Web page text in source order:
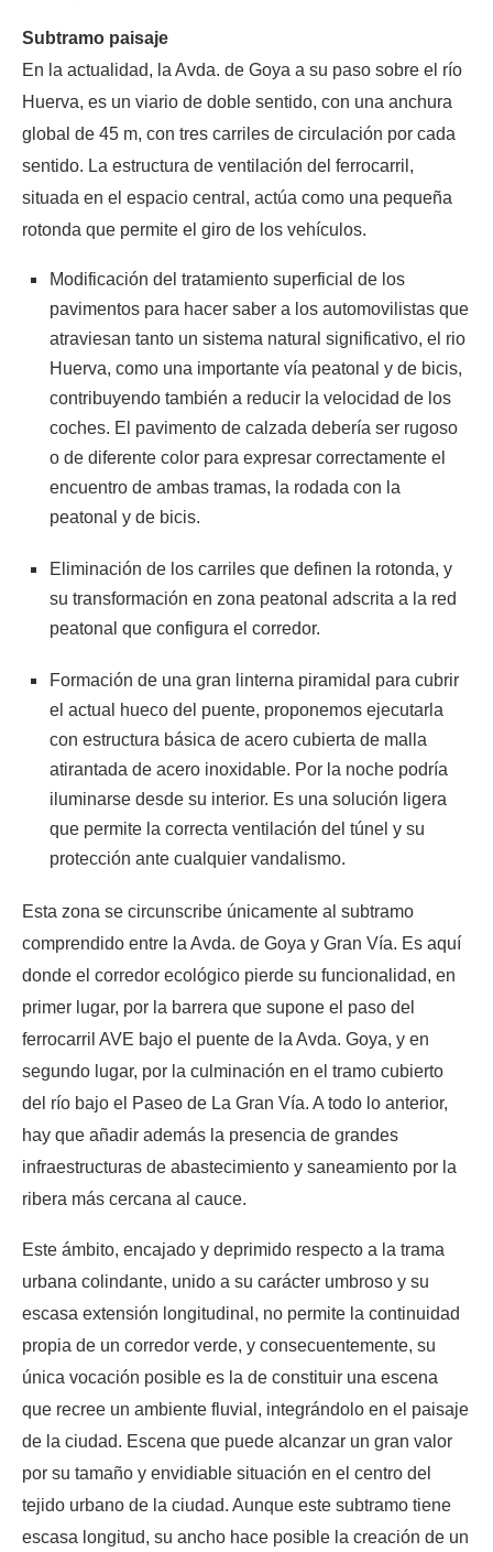
Subtramo paisaje
En la actualidad, la Avda. de Goya a su paso sobre el río
Huerva, es un viario de doble sentido, con una anchura
global de 45 m, con tres carriles de circulación por cada
sentido. La estructura de ventilación del ferrocarril,
situada en el espacio central, actúa como una pequeña
rotonda que permite el giro de los vehículos.
Modificación del tratamiento superficial de los
pavimentos para hacer saber a los automovilistas que
atraviesan tanto un sistema natural significativo, el rio
Huerva, como una importante vía peatonal y de bicis,
contribuyendo también a reducir la velocidad de los
coches. El pavimento de calzada debería ser rugoso
o de diferente color para expresar correctamente el
encuentro de ambas tramas, la rodada con la
peatonal y de bicis.
Eliminación de los carriles que definen la rotonda, y
su transformación en zona peatonal adscrita a la red
peatonal que configura el corredor.
Formación de una gran linterna piramidal para cubrir
el actual hueco del puente, proponemos ejecutarla
con estructura básica de acero cubierta de malla
atirantada de acero inoxidable. Por la noche podría
iluminarse desde su interior. Es una solución ligera
que permite la correcta ventilación del túnel y su
protección ante cualquier vandalismo.
Esta zona se circunscribe únicamente al subtramo
comprendido entre la Avda. de Goya y Gran Vía. Es aquí
donde el corredor ecológico pierde su funcionalidad, en
primer lugar, por la barrera que supone el paso del
ferrocarril AVE bajo el puente de la Avda. Goya, y en
segundo lugar, por la culminación en el tramo cubierto
del río bajo el Paseo de La Gran Vía. A todo lo anterior,
hay que añadir además la presencia de grandes
infraestructuras de abastecimiento y saneamiento por la
ribera más cercana al cauce.
Este ámbito, encajado y deprimido respecto a la trama
urbana colindante, unido a su carácter umbroso y su
escasa extensión longitudinal, no permite la continuidad
propia de un corredor verde, y consecuentemente, su
única vocación posible es la de constituir una escena
que recree un ambiente fluvial, integrándolo en el paisaje
de la ciudad. Escena que puede alcanzar un gran valor
por su tamaño y envidiable situación en el centro del
tejido urbano de la ciudad. Aunque este subtramo tiene
escasa longitud, su ancho hace posible la creación de un